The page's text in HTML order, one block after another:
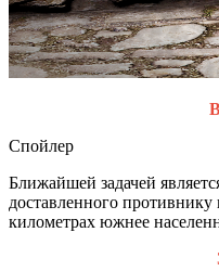
Спойлер
Ближайшей задачей
доставленного
километрах южнее